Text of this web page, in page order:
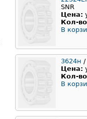
SNR
Цена:
Кол-
В
3624н /
Цена:
Кол-
В